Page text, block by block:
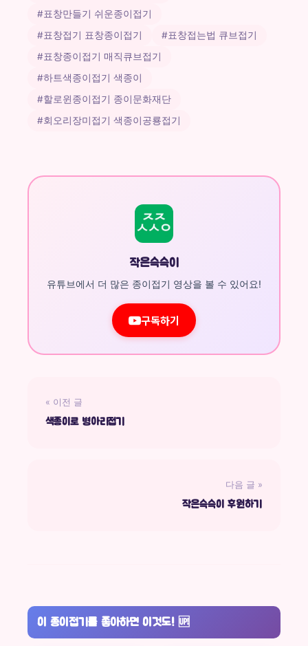
#표창만들기 쉬운종이접기
#표창접기 표창종이접기
#표창접는법 큐브접기
#표창종이접기 매직큐브접기
#하트색종이접기 색종이
#할로윈종이접기 종이문화재단
#회오리장미접기 색종이공룡접기
작은슥슥이
유튜브에서 더 많은 종이접기 영상을 볼 수 있어요!
구독하기
« 이전 글
색종이로 병아리접기
다음 글 »
작은슥슥이 후원하기
이 종이접기를 좋아하면 이것도! 🆙